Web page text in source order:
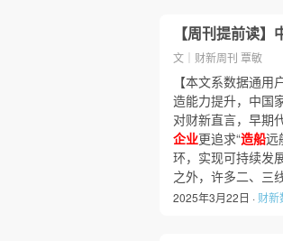
【周刊提前读
文｜财新周刊 覃敏
【本文系数据通用
造能力提升，中国
对财新直言，早期
企业更追求“造船远
环，实现可持续发
之外，许多二、三
2025年3月22日 · 财新